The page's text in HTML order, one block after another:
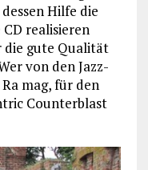
Hilfe die
realisieren
die gute Qualität
von den Jazz-
mag, für den
Counterblast